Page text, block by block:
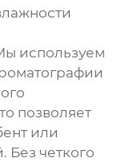
используем
позволяет
или
Без четкого